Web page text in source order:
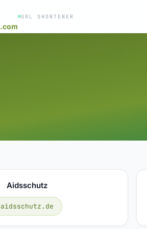
.com
URL SHORTENER
Aidsschutz
aidsschutz.de